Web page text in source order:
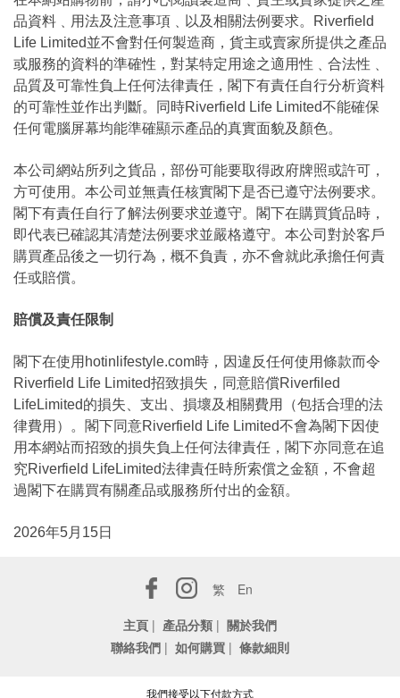
品資料﹑用法及注意事項﹑以及相關法例要求。Riverfield
Life Limited並不會對任何製造商，貨主或賣家所提供之產品
或服務的資料的準確性，對某特定用途之適用性﹑合法性﹑
品質及可靠性負上任何法律責任，閣下有責任自行分析資料
的可靠性並作出判斷。同時Riverfield Life Limited不能確保
任何電腦屏幕均能準確顯示產品的真實面貌及顏色。
本公司網站所列之貨品，部份可能要取得政府牌照或許可，
方可使用。本公司並無責任核實閣下是否已遵守法例要求。
閣下有責任自行了解法例要求並遵守。閣下在購買貨品時，
即代表已確認其清楚法例要求並嚴格遵守。本公司對於客戶
購買產品後之一切行為，概不負責，亦不會就此承擔任何責
任或賠償。
賠償及責任限制
閣下在使用hotinlifestyle.com時，因違反任何使用條款而令
Riverfield Life Limited招致損失，同意賠償Riverfiled
LifeLimited的損失、支出、損壞及相關費用（包括合理的法
律費用）。閣下同意Riverfield Life Limited不會為閣下因使
用本網站而招致的損失負上任何法律責任，閣下亦同意在追
究Riverfield LifeLimited法律責任時所索償之金額，不會超
過閣下在購買有關產品或服務所付出的金額。
2026年5月15日
繁
En
主頁 | 產品分類 | 關於我們
聯絡我們 | 如何購買 | 條款細則
我們接受以下付款方式